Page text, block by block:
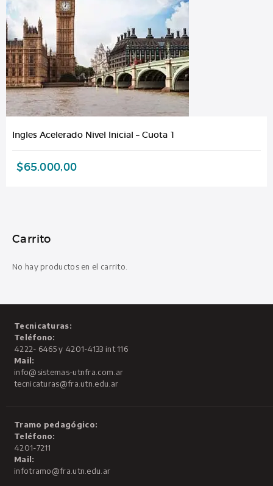
Ingles Acelerado Nivel Inicial – Cuota 1
$65.000,00
Carrito
No hay productos en el carrito.
Tecnicaturas:
Teléfono:
4222- 6465 y 4201-4133 int 116
Mail:
info@sistemas-utnfra.com.ar
tecnicaturas@fra.utn.edu.ar
Tramo pedagógico:
Teléfono:
4201-7211
Mail:
infotramo@fra.utn.edu.ar